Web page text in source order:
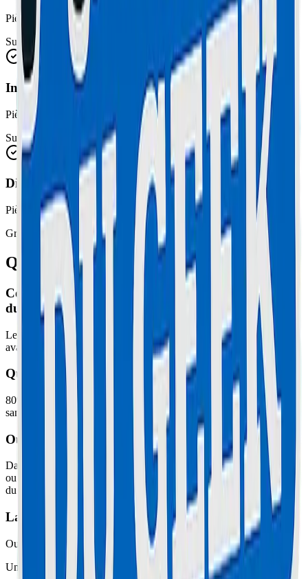
Pièces et main d'œuvre incluses
Sur devis
Installation Windows / macOS
Pièces et main d'œuvre incluses
Sur devis
Diagnostic Panne
Pièces et main d'œuvre incluses
Gratuit
Questions fréquentes
Combien coûte ordinateurs portables chez Maison
du Geek ?
Le diagnostic et le devis sont gratuits, le prix exact est annoncé
avant toute intervention.
Quel est le délai d'intervention ?
80% des réparations sont effectuées en moins d'une heure à l'atelier,
sans rendez-vous.
Où déposer mon appareil ?
Dans nos ateliers : 67 Boulevard Carnot à Cannes (04 51 26 27 50)
ou 78 Boulevard Paul Doumer au Cannet (04 51 26 27 51). Ouvert
du mardi au samedi, 10h00-12h30 et 14h00-19h00.
La réparation est-elle garantie ?
Oui, toutes les interventions sont garanties pièces et main-d'œuvre.
Une question ? Un devis ?
Contactez-nous